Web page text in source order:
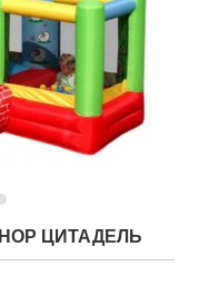
ЦИТАДЕЛЬ